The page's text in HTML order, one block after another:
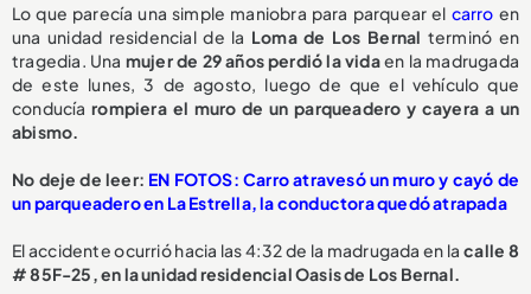
Lo que parecía una simple maniobra para parquear el carro en
una unidad residencial de la Loma de Los Bernal terminó en
tragedia. Una mujer de 29 años perdió la vidaen la madrugada
de este lunes, 3 de agosto, luego de que el vehículo que
conducíarompiera el muro de un parqueadero y cayera a un
abismo.
No deje de leer: EN FOTOS: Carro atravesó un muro y cayó de
un parqueadero en La Estrella, la conductora quedó atrapada
El accidente ocurrió hacia las 4:32 de la madrugada en lacalle 8
# 85F-25, en la unidad residencial Oasis de Los Bernal.